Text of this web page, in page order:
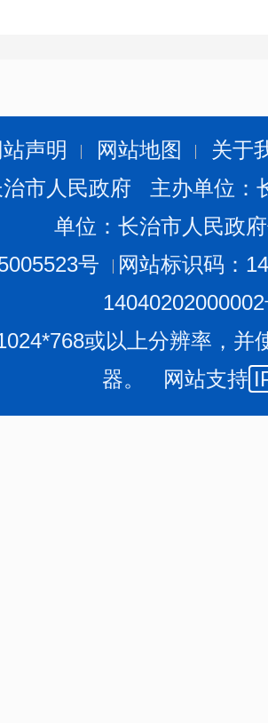
站声明 网站地图
关于
治市人民政府 主办单位
单位：长治市人民政
号
网站标识码：
或以上分辨率，并
器。 网站支持